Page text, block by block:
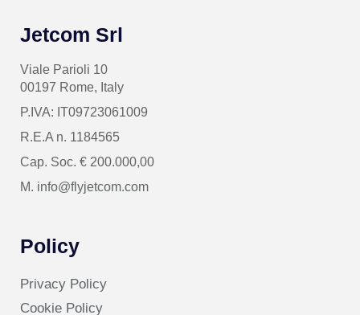
Jetcom Srl
Viale Parioli 10
00197 Rome, Italy
P.IVA: IT09723061009
R.E.A n. 1184565
Cap. Soc. € 200.000,00
M. info@flyjetcom.com
Policy
Privacy Policy
Cookie Policy